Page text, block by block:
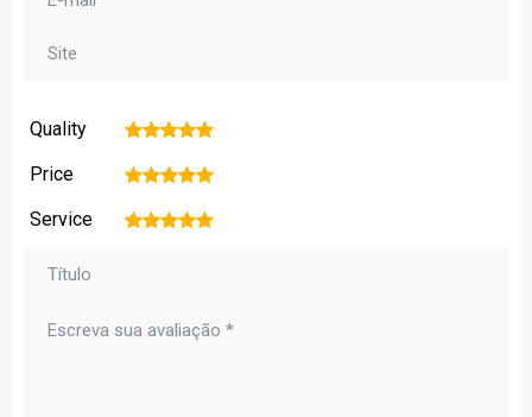
Quality 5
4
3
2
Price 5
4
3
2
Service 5
4
3
2